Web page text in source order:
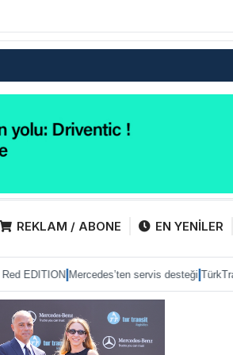
REKLAM / ABONE EN YENİLER
Mercedes’ten servis desteği |TürkTraktör pazarda